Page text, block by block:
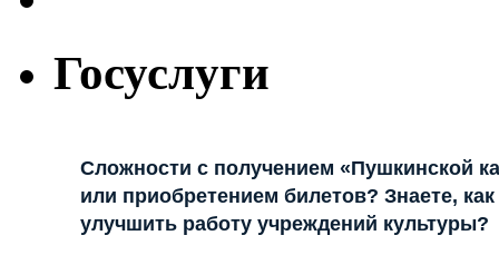
Госуслуги
Сложности с получением «Пушкинской
или приобретением билетов? Знаете, как
улучшить работу учреждений культуры?